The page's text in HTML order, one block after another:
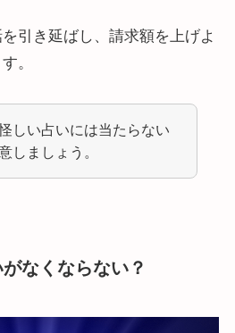
引き延ばし、請求額を上げよ
。
しい占いには当たらない
しましょう。
なくならない？